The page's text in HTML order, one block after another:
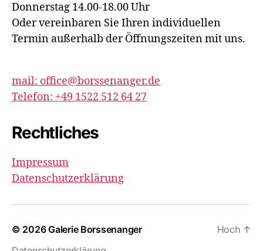
Donnerstag 14.00-18.00 Uhr
Oder vereinbaren Sie Ihren individuellen
Termin außerhalb der Öffnungszeiten mit uns.
mail: office@borssenanger.de
Telefon: +49 1522 512 64 27
Rechtliches
Impressum
Datenschutzerklärung
© 2026Galerie Borssenanger
Hoch ↑